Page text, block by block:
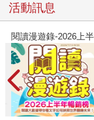
活動訊息
閱讀漫遊錄-2026上